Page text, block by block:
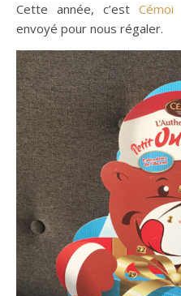
Cette année, c’est Cémoi
envoyé pour nous régaler.